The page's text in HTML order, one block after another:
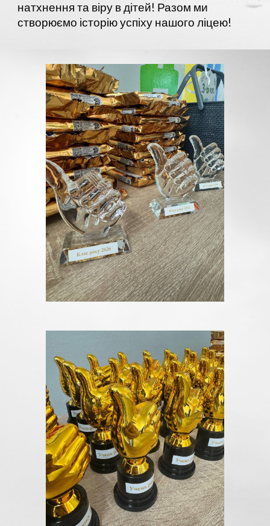
натхнення та віру в дітей! Разом ми
створюємо історію успіху нашого ліцею!